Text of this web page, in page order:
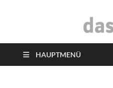
das
HAUPTMENÜ